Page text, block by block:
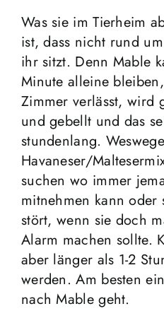
Was sie im Tierheim
ist, dass nicht rund
ihr sitzt. Denn Mable
Minute alleine
Zimmer verlässt, wird
und gebellt und das
stundenlang.
Havaneser/
suchen wo immer
mitnehmen kann oder
stört, wenn sie doch
Alarm machen sollte.
aber länger als 1-2
werden. Am besten
nach Mable geht.